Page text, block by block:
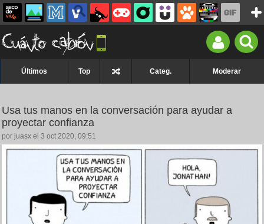
Últimos Top Categ. Moderar
Usa tus manos en la conversación para ayudar a
proyectar confianza
por juasx el 3 oct 2020, 09:51